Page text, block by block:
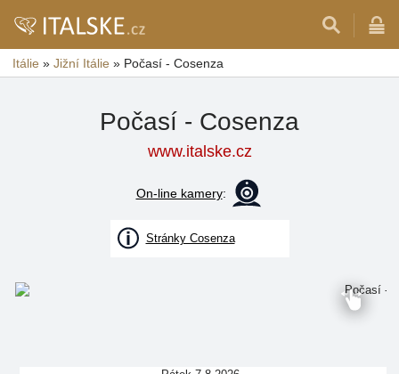
Itálie » Jižní Itálie » Počasí - Cosenza
Počasí - Cosenza
www.italske.cz
On-line kamery:
Stránky Cosenza